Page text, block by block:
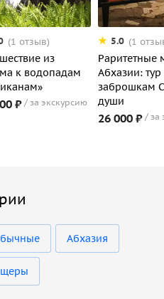
(1 отзыв)
из
к водопадам
₽ за экскурсию
5.0 (1
Раритетные
Абхазии:
заброшкам
души
26 000 ₽ за
Абхазия